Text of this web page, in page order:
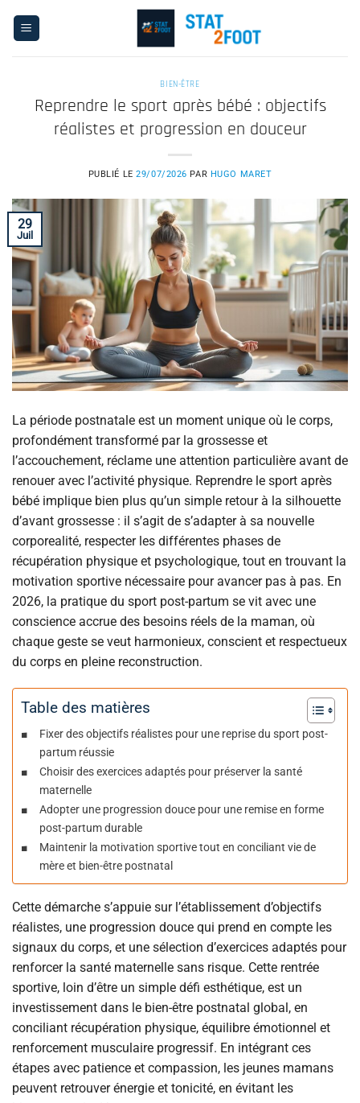
BIEN-ÊTRE
Reprendre le sport après bébé : objectifs
réalistes et progression en douceur
PUBLIÉ LE29/07/2026 PAR HUGO MARET
29
Juil
La période postnatale est un moment unique où le corps,
profondément transformé par la grossesse et
l’accouchement, réclame une attention particulière avant de
renouer avec l’activité physique. Reprendre le sport après
bébé implique bien plus qu’un simple retour à la silhouette
d’avant grossesse : il s’agit de s’adapter à sa nouvelle
corporealité, respecter les différentes phases de
récupération physique et psychologique, tout en trouvant la
motivation sportive nécessaire pour avancer pas à pas. En
2026, la pratique du sport post-partum se vit avec une
conscience accrue des besoins réels de la maman, où
chaque geste se veut harmonieux, conscient et respectueux
du corps en pleine reconstruction.
Table des matières
Fixer des objectifs réalistes pour une reprise du sport post-
partum réussie
Choisir des exercices adaptés pour préserver la santé
maternelle
Adopter une progression douce pour une remise en forme
post-partum durable
Maintenir la motivation sportive tout en conciliant vie de
mère et bien-être postnatal
Cette démarche s’appuie sur l’établissement d’objectifs
réalistes, une progression douce qui prend en compte les
signaux du corps, et une sélection d’exercices adaptés pour
renforcer la santé maternelle sans risque. Cette rentrée
sportive, loin d’être un simple défi esthétique, est un
investissement dans le bien-être postnatal global, en
conciliant récupération physique, équilibre émotionnel et
renforcement musculaire progressif. En intégrant ces
étapes avec patience et compassion, les jeunes mamans
peuvent retrouver énergie et tonicité, en évitant les